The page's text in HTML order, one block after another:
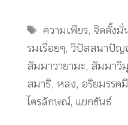
Tags
ความเพียร, จิตตั้งมั่
รมเรื่อยๆ, วิปัสสนาปัญ
สัมมาวายามะ, สัมมาวิ
สมาธิ, หลง, อริยมรรค
ไตรลักษณ์, แยกขันธ์